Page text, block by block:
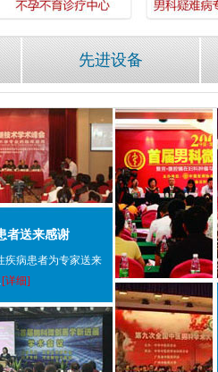
先进设备
者送来感谢
疾病患者为专家送来
[详细]